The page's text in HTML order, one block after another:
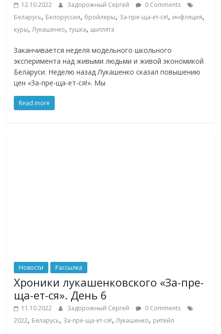
12.10.2022 Задорожный Сергей
0 Comments
Беларусь, Белоруссия, бройлеры, За-пре-ща-ет-ся!, инфляция,
куры,Лукашенко,тушка, цыплята
Заканчивается неделя модельного школьного
эксперимента над живыми людьми и живой экономикой
Беларуси. Неделю назад Лукашенко сказал повышению
цен «За-пре-ща-ет-ся!». Мы
Read more
Новости Рассылка
Хроники лукашенковского «За-пре-
ща-ет-ся». День 6
11.10.2022 Задорожный Сергей
0 Comments
2022, Беларусь, За-пре-ща-ет-ся!,Лукашенко, ритейл